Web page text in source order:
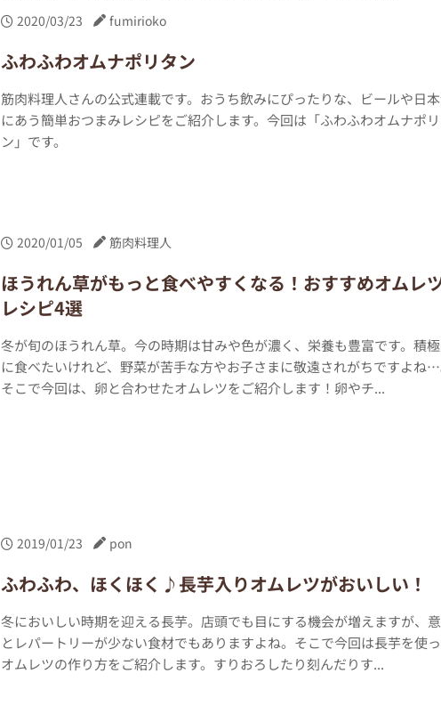
2020/03/23 fumirioko
ふわふわオムナポリタン
筋肉料理人さんの公式連載です。おうち飲みにぴったりな、ビールや日
にあう簡単おつまみレシピをご紹介します。今回は「ふわふわオムナポ
ン」です。
2020/01/05 筋肉料理人
ほうれん草がもっと食べやすくなる！おすすめオムレ
レシピ4選
冬が旬のほうれん草。今の時期は甘みや色が濃く、栄養も豊富です。積
に食べたいけれど、野菜が苦手な方やお子さまに敬遠されがちですよね…
そこで今回は、卵と合わせたオムレツをご紹介します！卵やチ...
2019/01/23 pon
ふわふわ、ほくほく♪長芋入りオムレツがおいしい！
冬においしい時期を迎える長芋。店頭でも目にする機会が増えますが、
とレパートリーが少ない食材でもありますよね。そこで今回は長芋を使
オムレツの作り方をご紹介します。すりおろしたり刻んだりす...